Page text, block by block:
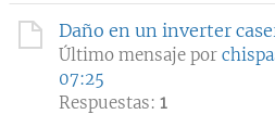
Daño en un inverter
Último mensaje por
07:25
Respuestas: 1